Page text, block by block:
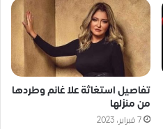
تفاصيل استغاثة علا غانم وطردها
من منزلها
7 فبراير، 2023